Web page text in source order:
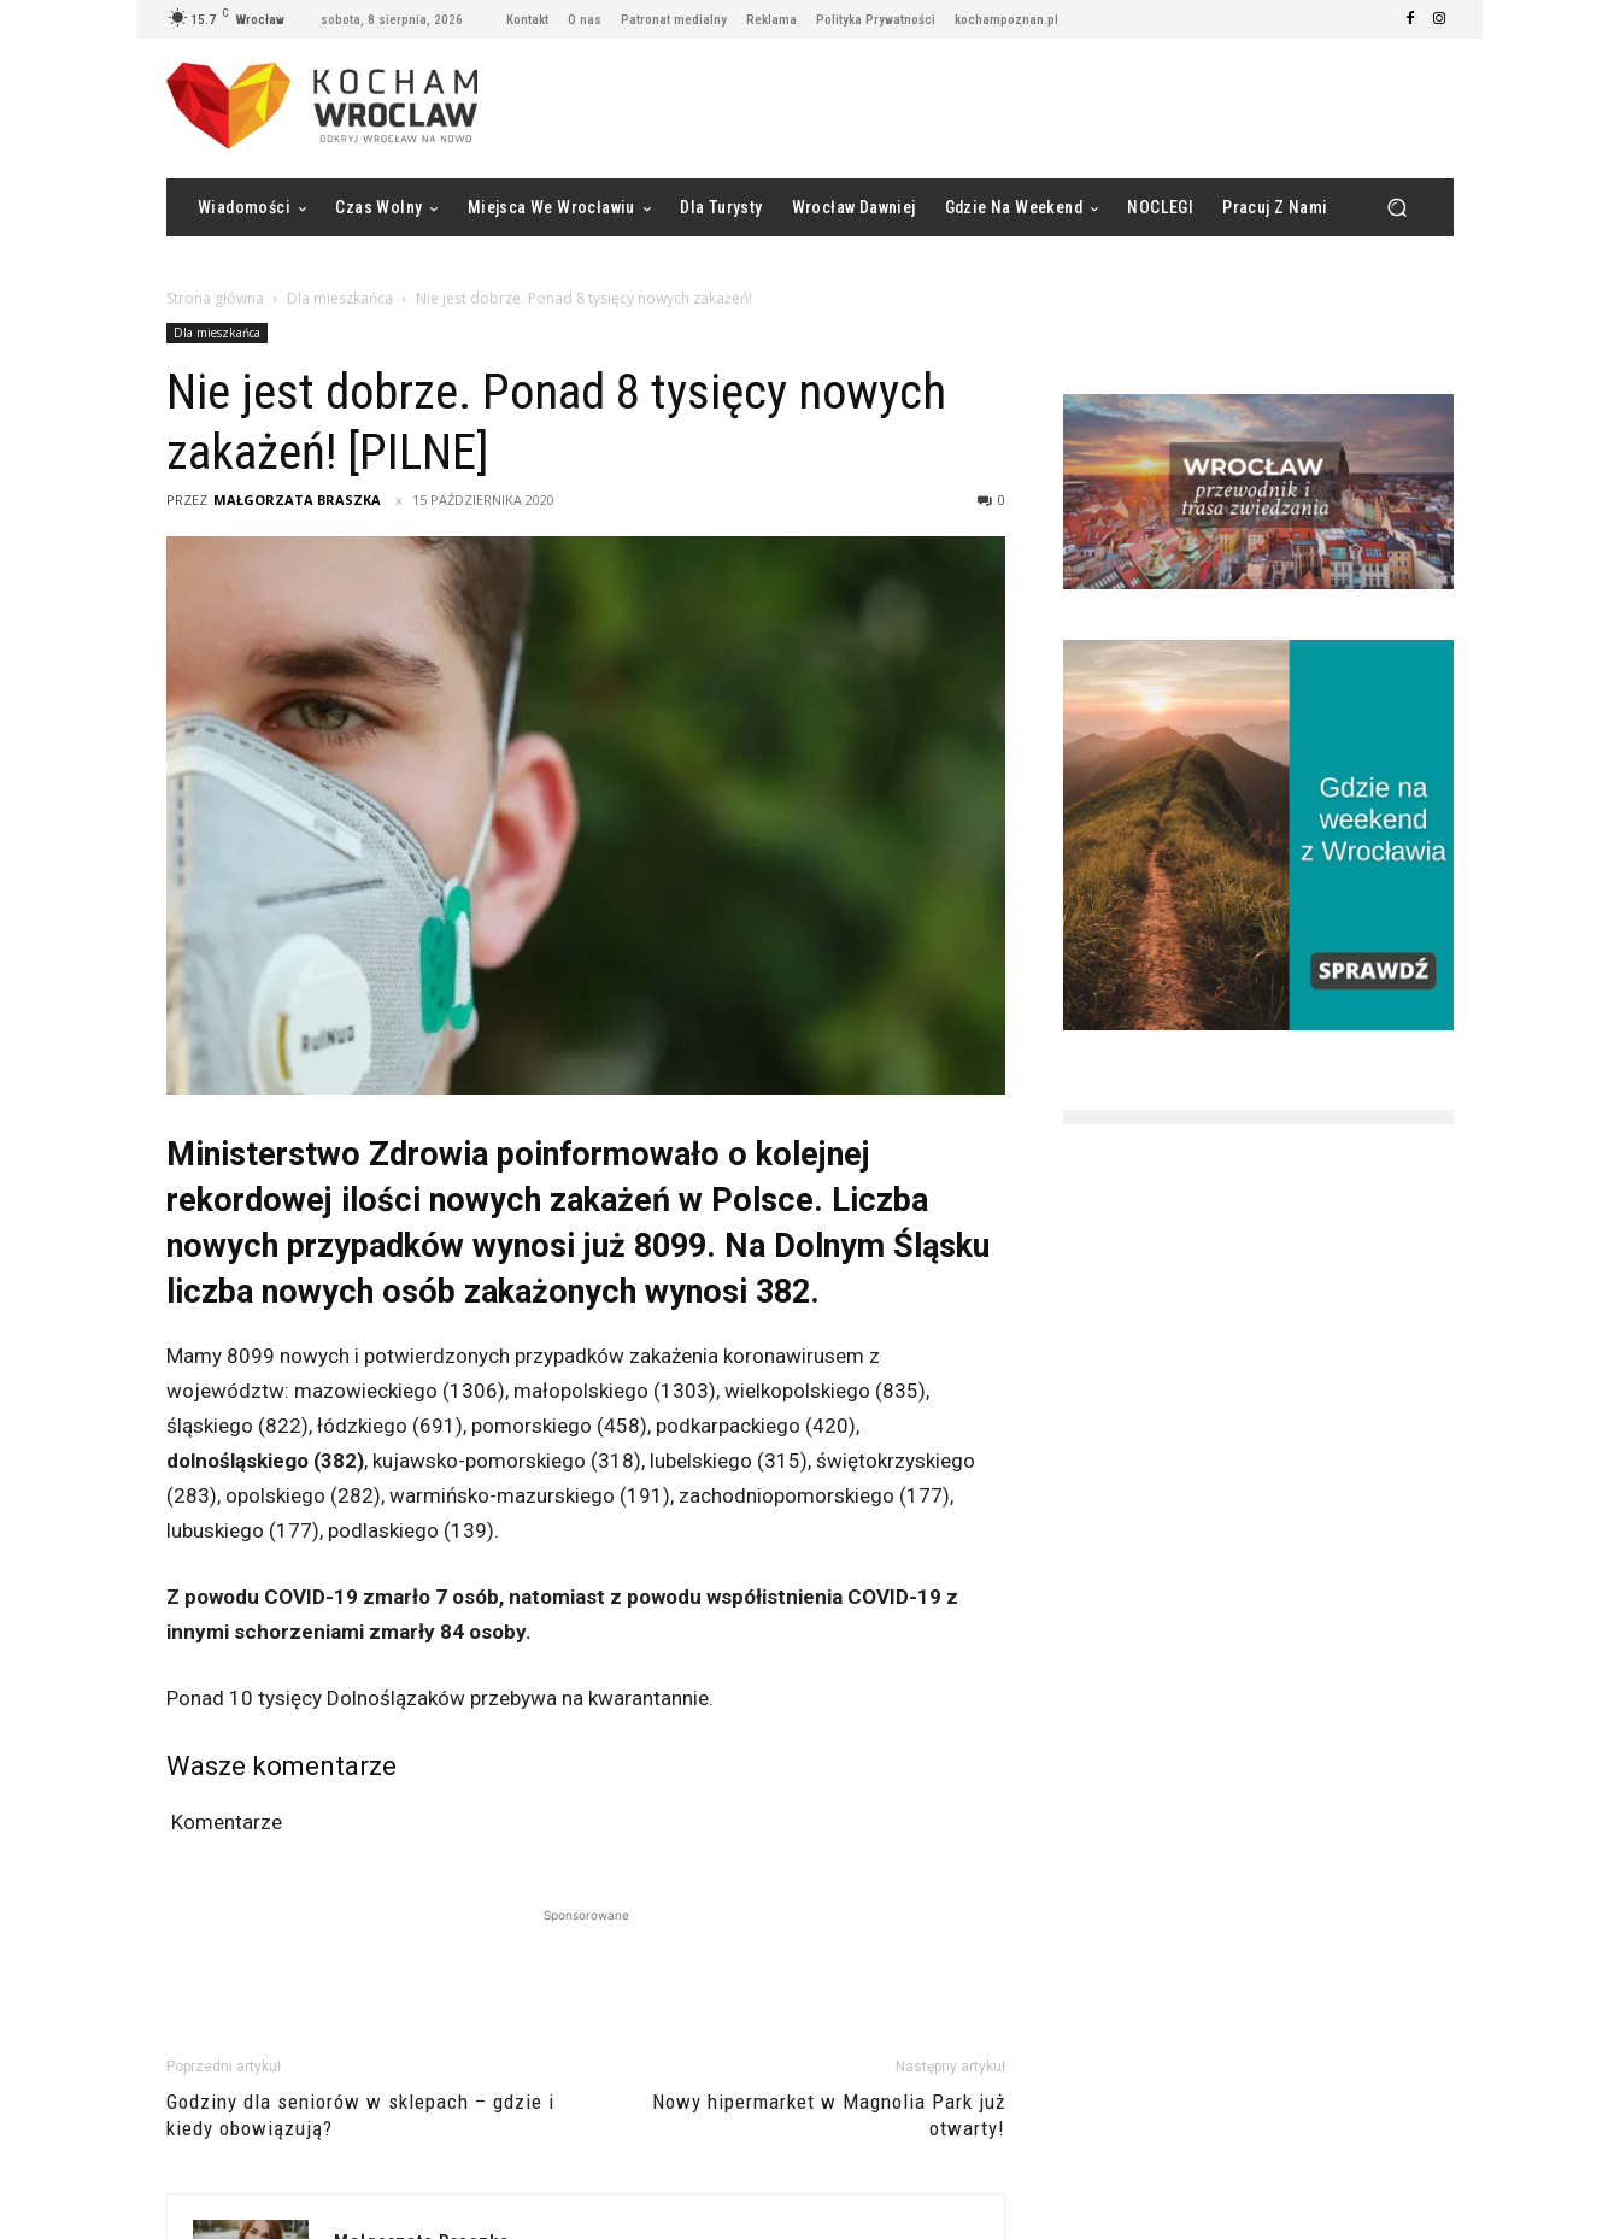
15.7 C Wrocław sobota, 8 sierpnia, 2026 Kontakt O nas Patronat medialny Reklama Polityka Prywatności kochampoznan.pl
Wiadomości Czas Wolny Miejsca We Wrocławiu Dla Turysty Wrocław Dawniej Gdzie Na Weekend NOCLEGI Pracuj Z Nami
Strona główna Dla mieszkańca Nie jest dobrze. Ponad 8 tysięcy nowych zakażeń!
Dla mieszkańca
Nie jest dobrze. Ponad 8 tysięcy nowych
zakażeń! [PILNE]
PRZEZ MAŁGORZATA BRASZKA 15 PAŹDZIERNIKA 2020 0
Ministerstwo Zdrowia poinformowało o kolejnej
rekordowej ilości nowych zakażeń w Polsce. Liczba
nowych przypadków wynosi już 8099. Na Dolnym Śląsku
liczba nowych osób zakażonych wynosi 382.
Mamy 8099 nowych i potwierdzonych przypadków zakażenia koronawirusem z
województw: mazowieckiego (1306), małopolskiego (1303), wielkopolskiego (835),
śląskiego (822), łódzkiego (691), pomorskiego (458), podkarpackiego (420),
dolnośląskiego (382), kujawsko-pomorskiego (318), lubelskiego (315), świętokrzyskiego
(283), opolskiego (282), warmińsko-mazurskiego (191), zachodniopomorskiego (177),
lubuskiego (177), podlaskiego (139).
Z powodu COVID-19 zmarło 7 osób, natomiast z powodu współistnienia COVID-19 z
innymi schorzeniami zmarły 84 osoby.
Ponad 10 tysięcy Dolnoślązaków przebywa na kwarantannie.
Wasze komentarze
Komentarze
Sponsorowane
Poprzedni artykuł
Godziny dla seniorów w sklepach – gdzie i
kiedy obowiązują?
Następny artykuł
Nowy hipermarket w Magnolia Park już
otwarty!